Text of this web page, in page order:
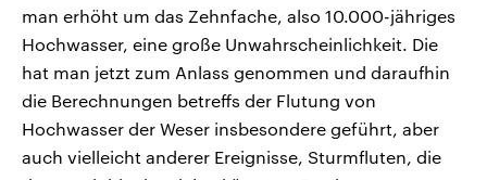
man erhöht um das Zehnfache, also 10.000-jähriges
Hochwasser, eine große Unwahrscheinlichkeit. Die
hat man jetzt zum Anlass genommen und daraufhin
die Berechnungen betreffs der Flutung von
Hochwasser der Weser insbesondere geführt, aber
auch vielleicht anderer Ereignisse, Sturmfluten, die